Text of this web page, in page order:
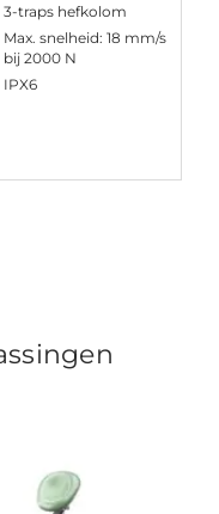
3-traps hefkolom
Max. snelheid: 18 mm/s
bij 2000 N
IPX6